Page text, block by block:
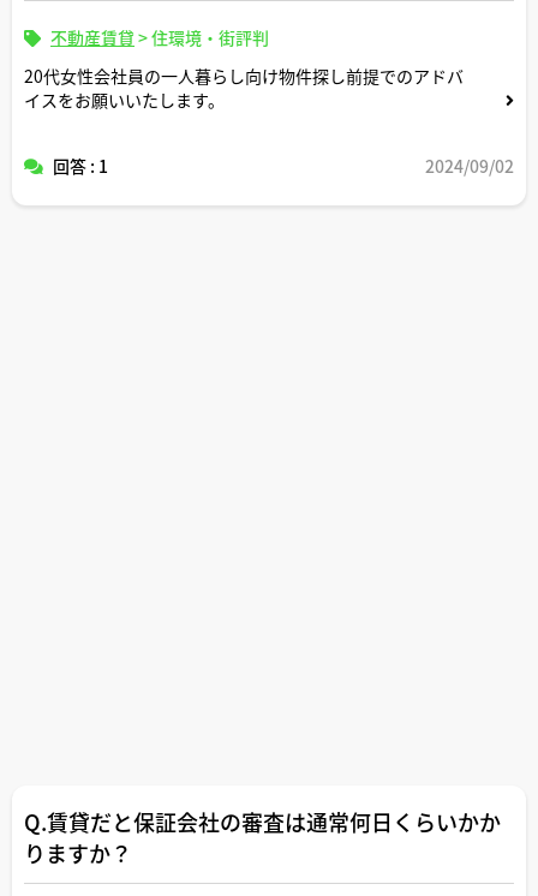
不動産賃貸 >住環境・街評判
20代女性会社員の一人暮らし向け物件探し前提でのアドバ
イスをお願いいたします。
回答 : 1 2024/09/02
Q.賃貸だと保証会社の審査は通常何日くらいかか
りますか？